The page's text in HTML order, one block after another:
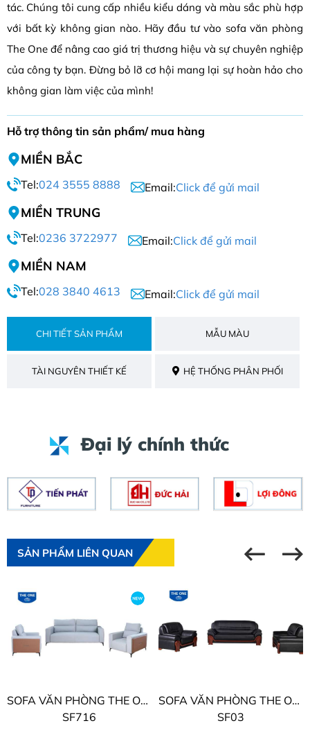
tác. Chúng tôi cung cấp nhiều kiểu dáng và màu sắc phù hợp
với bất kỳ không gian nào. Hãy đầu tư vào sofa văn phòng
The One để nâng cao giá trị thương hiệu và sự chuyên nghiệp
của công ty bạn. Đừng bỏ lỡ cơ hội mang lại sự hoàn hảo cho
không gian làm việc của mình!
Hỗ trợ thông tin sản phẩm/ mua hàng
MIỀN BẮC
Tel:024 3555 8888 Email:Click để gửi mail
MIỀN TRUNG
Tel:0236 3722977 Email:Click để gửi mail
MIỀN NAM
Tel:028 3840 4613 Email:Click để gửi mail
CHI TIẾT SẢN PHẨM MẪU MÀU
TÀI NGUYÊN THIẾT KẾ HỆ THỐNG PHÂN PHỐI
Đại lý chính thức
SẢN PHẨM LIÊN QUAN
SOFA VĂN PHÒNG THE ONE
SF716
SOFA VĂN PHÒNG THE ONE
SF03